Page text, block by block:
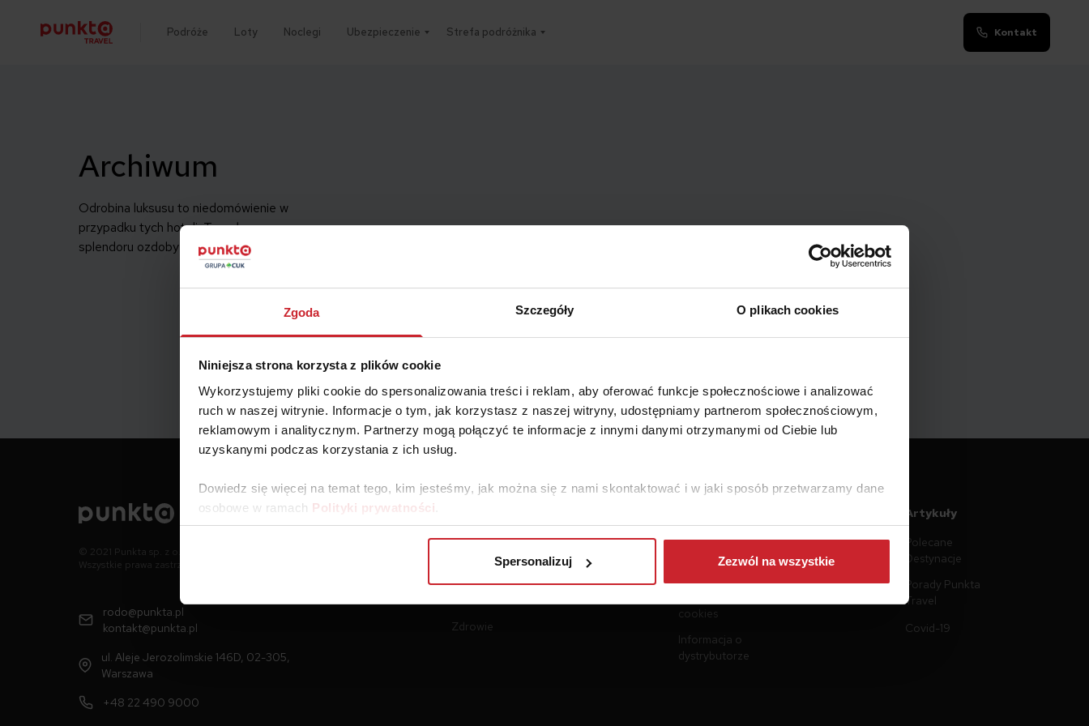
Zgoda Szczegóły O plikach cookies
Niniejsza strona korzysta z plików cookie
Wykorzystujemy pliki cookie do spersonalizowania treści i reklam, aby oferować funkcje społecznościowe i analizować
ruch w naszej witrynie. Informacje o tym, jak korzystasz z naszej witryny, udostępniamy partnerom społecznościowym,
reklamowym i analitycznym. Partnerzy mogą połączyć te informacje z innymi danymi otrzymanymi od Ciebie lub
uzyskanymi podczas korzystania z ich usług.
Dowiedz się więcej na temat tego, kim jesteśmy, jak można się z nami skontaktować i w jaki sposób przetwarzamy dane
osobowe w ramach Polityki prywatności
Spersonalizuj Zezwól na wszystkie
Podróże Loty Noclegi Ubezpieczenie Strefa podróżnika Kontakt
Archiwum
Odrobina luksusu to niedomówienie w
przypadku tych hoteli. To pełne
splendoru ozdoby europejskich […]
© 2021 Punkta sp. z o.o.
Wszystkie prawa zastrzeżone
rodo@punkta.pl
kontakt@punkta.pl
ul. Aleje Jerozolimskie 146D, 02-305,
Warszawa
+48 22 490 9000
Samochód
Zdrowie
Regulamin
cookies
Informacja o
dystrybutorze
Artykuły
Polecane
Destynacje
Porady Punkta
Travel
Covid-19